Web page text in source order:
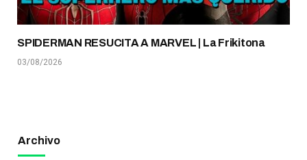
SPIDERMAN RESUCITA A MARVEL | La Frikitona
03/08/2026
Archivo